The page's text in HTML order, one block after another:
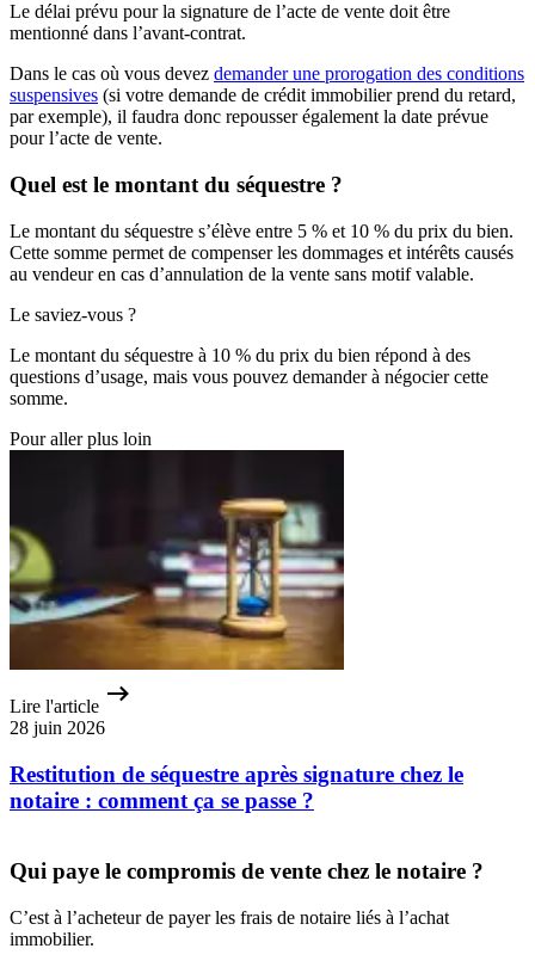
Le délai prévu pour la signature de l’acte de vente doit être
mentionné dans l’avant-contrat.
Dans le cas où vous devez demander une prorogation des conditions
suspensives (si votre demande de crédit immobilier prend du retard,
par exemple), il faudra donc repousser également la date prévue
pour l’acte de vente.
Quel est le montant du séquestre ?
Le montant du séquestre s’élève entre 5 % et 10 % du prix du bien.
Cette somme permet de compenser les dommages et intérêts causés
au vendeur en cas d’annulation de la vente sans motif valable.
Le saviez-vous ?
Le montant du séquestre à 10 % du prix du bien répond à des
questions d’usage, mais vous pouvez demander à négocier cette
somme.
Pour aller plus loin
Lire l'article
28 juin 2026
Restitution de séquestre après signature chez le
notaire : comment ça se passe ?
Qui paye le compromis de vente chez le notaire ?
C’est à l’acheteur de payer les frais de notaire liés à l’achat
immobilier.